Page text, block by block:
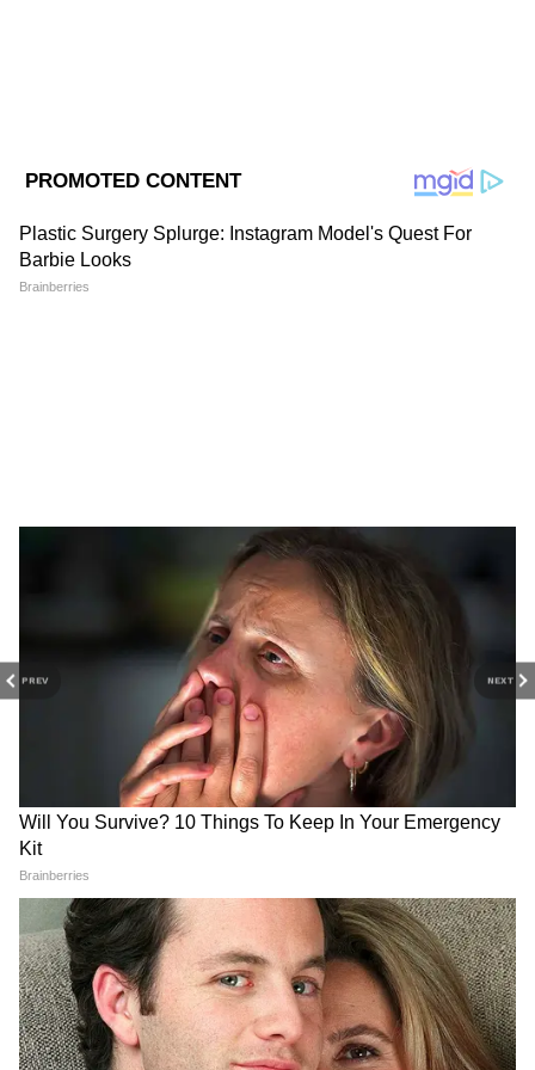
PREV NEXT
যাত্রা, এবং এই হাউসের আমরা সবাই এই যাত্রায়
পেয়েছি।" তিনি সাংসদদের এই বিল পাস করে
দেশকে একটি নতুন দিশা দেখানোর আহ্বান জানান।
Related Articles
LPG Rule: ১ জুন থেকে রান্নার
গ্যাসে কড়া নিয়ম! ‘এক পরিবার,
এক কানেকশন’ নীতিতে চরম
বিপাকে পড়বেন এঁরা
Astronomy: মহাকাশ নিয়ে
ভারতের পুরনো প্রেম, 'মন কি
বাত'-এ বললেন মোদী